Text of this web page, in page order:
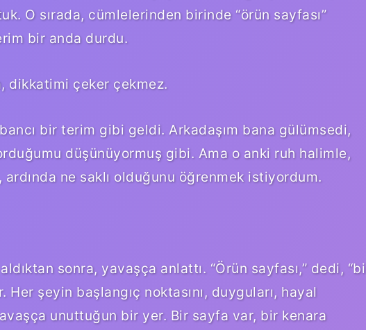
O sırada, cümlelerinden birinde “örün sayfası”
bir anda durdu.
dikkatimi çeker çekmez.
bir terim gibi geldi. Arkadaşım bana gülümsedi,
düşünüyormuş gibi. Ama o anki ruh halimle,
ne saklı olduğunu öğrenmek istiyordum.
sonra, yavaşça anlattı. “Örün sayfası,” dedi,
şeyin başlangıç noktasını, duyguları, hayal
yavaşça unuttuğun bir yer. Bir sayfa var, bir kenara